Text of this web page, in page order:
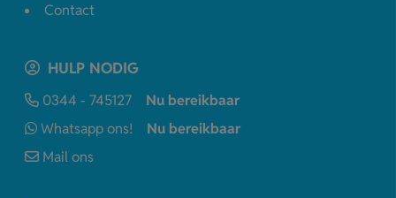
Contact
HULP NODIG
0344 - 745127
Nu bereikbaar
Whatsapp ons!
Nu bereikbaar
Mail ons